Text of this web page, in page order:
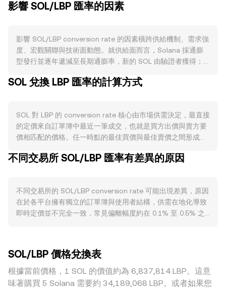
影響 SOL/LBP 匯率的因素
影響 SOL/LBP conversion rate 的因素橫跨供給機制、需求強
度、宏觀關聯與技術面動態。就供給面而言，Solana 採通膨
型發行並逐年遞減至長期通膨率，新的 SOL 由驗證者獲得；
流通供給。質押會將大量 SOL 鎖定於驗證節點以維護網路安
要取決於 Solana 生態活躍度，包括 DeFi 流動性、NFT 與壓
縮 NFT 的鑄造與交易、快速結算的支付與遊戲用例、以及高吞
吐量 dApp 的使用熱度；當用例擴張與鏈上交易量上升，對
conversion rate。宏觀層面上，SOL 與比特幣走勢存在高度
LBP 計價的購買力與報價，市場風險偏好轉變、全球流動性收
緊或寬鬆，皆可能放大 SOL/LBP 的短期波動。監管事件亦屬
關鍵，例如對 Solana 生態的合規審視、交易平台上架或下架
方面，永續合約的資金費率正負與幅度、主要到期日的期權結
算、做市商與巨鯨的大額鏈上轉帳與入出金、以及現貨與合約
之間的基差擴窄，常在基本面之外增添短週期波動，令
SOL/LBP conversion rate 出現快速調整。
SOL 兌換 LBP 匯率的計算方式
SOL 對 LBP 的 conversion rate 核心由市場供需決定，最直接
的定價來自訂單簿中最近一筆成交，也就是買方出價與賣方要
價相匹配的價格。任一時點的最佳買價與最佳賣價之間形成價
平台時，資料聚合方會計算加權平均的成交參考，例如成交量
時 conversion rate 計，則 LBP 值 = SOL 數量 × conversion
rate；反之，SOL 數量 = LBP 值 / conversion rate。訂單簿
機制下，連續買賣單在不同價位掛出，深度越充足，單筆大額
自動做市商以恆定乘積模型運作，公式為 x × y = k，其中 x、y
分別為資金池中兩種資產的儲備量；在小幅度交易下，價格近
似為 y/x，當交易導致儲備變動，邊際價格亦即時調整。這些
現貨、合約與鏈上 AMM 的價格訊號共同匯聚為市場對
不同交易所 SOL/LBP 匯率有差異的原因
不同交易所的 SOL/LBP conversion rate 可能出現差異，原因
在於各平台擁有獨立的訂單簿與使用者結構，供需在地化導致
即時定價並不完全一致，常見偏離幅度約在 0.1% 至 0.5% 之
地理與監管相關的溢價亦可能出現，包含對 Solana 生態資產
的合規要求、入金管道可得性、以及以 LBP 計價與結算的限制
程度，皆會反映在報價中。有些平台的定價鏈結 USDT 或其他
SOL/LBP 價格兌換表
根據當前價格，1 SOL 的價值約為 6,837,814 LBP。這意
味著購買 5 Solana 需要約 34,189,068 LBP。或者如果您